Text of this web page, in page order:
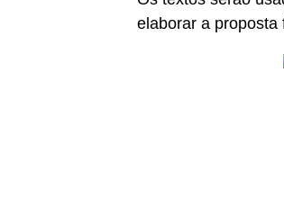
elaborar a proposta